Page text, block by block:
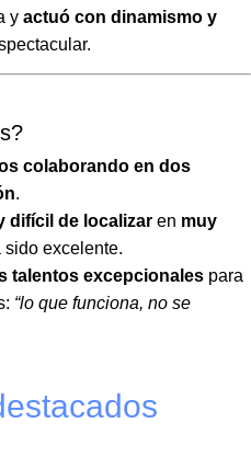
y actuó con dinamismo y
colaborando en dos
.
difícil de localizar en muy
sido excelente.
talentos excepcionales para
“lo que funciona, no se